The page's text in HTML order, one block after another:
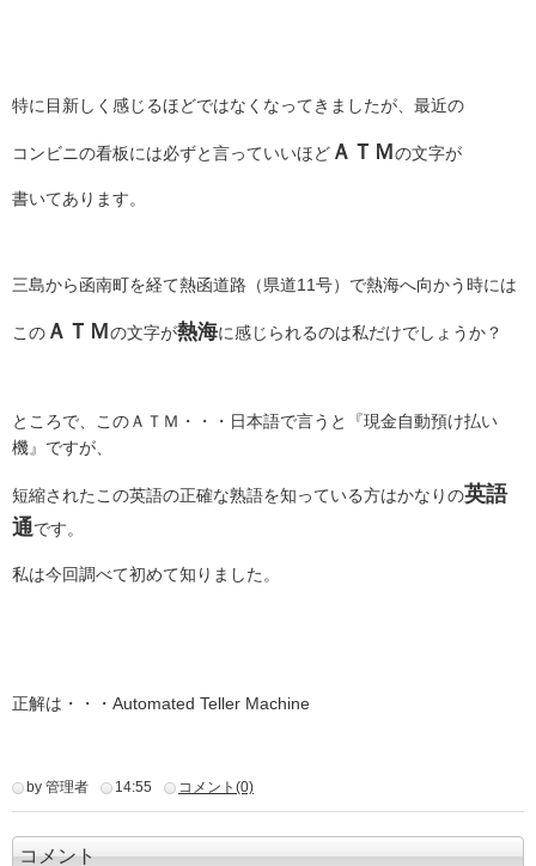
特に目新しく感じるほどではなくなってきましたが、最近の
コンビニの看板には必ずと言っていいほど ＡＴＭ の文字が
書いてあります。
三島から函南町を経て熱函道路（県道11号）で熱海へ向かう時には
この ＡＴＭ の文字が熱海に感じられるのは私だけでしょうか？
ところで、このＡＴＭ・・・日本語で言うと『現金自動預け払い
機』ですが、
短縮されたこの英語の正確な熟語を知っている方はかなりの英語
通です。
私は今回調べて初めて知りました。
正解は・・・Automated Teller Machine
by 管理者 14:55 コメント(0)
コメント